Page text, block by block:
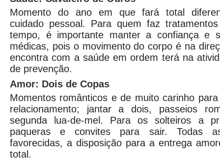
Momento do ano em que fará total
cuidado pessoal. Para quem faz
tempo, é importante manter a confiança e
médicas, pois o movimento do corpo é na
encontra com a saúde em ordem terá na
de prevenção.
Amor: Dois de Copas
Momentos românticos e de muito carinho
relacionamento; jantar a dois, passeios
segunda lua-de-mel. Para os solteiros a
paqueras e convites para sair. Todas
favorecidas, a disposição para a entrega
total.